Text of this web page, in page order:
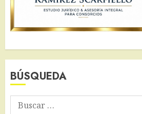
BÚSQUEDA
Buscar: